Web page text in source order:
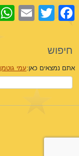
חיפוש
אתם נמצאים כאן:עמי